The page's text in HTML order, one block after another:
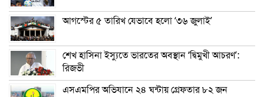
আগস্টের ৫ তারিখ যেভাবে হলো ‘৩৬ জুলাই’
শেখ হাসিনা ইস্যুতে ভারতের অবস্থান ‘দ্বিমুখী আচরণ’:
রিজভী
এসএমপির অভিযানে ২৪ ঘন্টায় গ্রেফতার ৮২ জন